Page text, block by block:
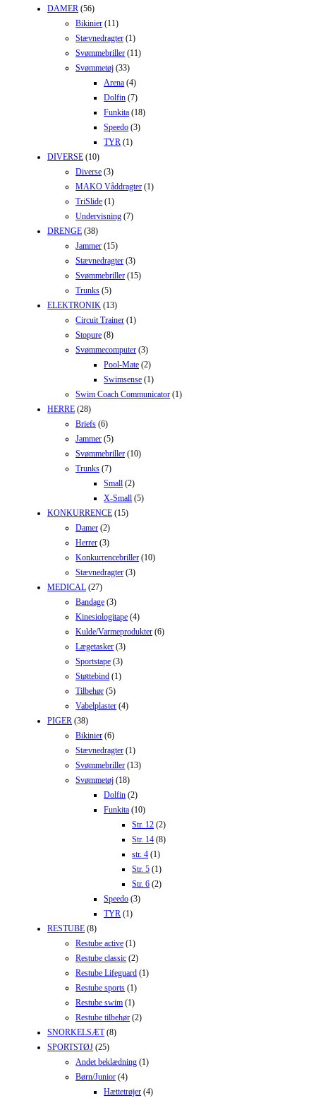
DAMER (56)
Bikinier (11)
Stævnedragter (1)
Svømmebriller (11)
Svømmetøj (33)
Arena (4)
Dolfin (7)
Funkita (18)
Speedo (3)
TYR (1)
DIVERSE (10)
Diverse (3)
MAKO Våddragter (1)
TriSlide (1)
Undervisning (7)
DRENGE (38)
Jammer (15)
Stævnedragter (3)
Svømmebriller (15)
Trunks (5)
ELEKTRONIK (13)
Circuit Trainer (1)
Stopure (8)
Svømmecomputer (3)
Pool-Mate (2)
Swimsense (1)
Swim Coach Communicator (1)
HERRE (28)
Briefs (6)
Jammer (5)
Svømmebriller (10)
Trunks (7)
Small (2)
X-Small (5)
KONKURRENCE (15)
Damer (2)
Herrer (3)
Konkurrencebriller (10)
Stævnedragter (3)
MEDICAL (27)
Bandage (3)
Kinesiologitape (4)
Kulde/Varmeprodukter (6)
Lægetasker (3)
Sportstape (3)
Støttebind (1)
Tilbehør (5)
Vabelplaster (4)
PIGER (38)
Bikinier (6)
Stævnedragter (1)
Svømmebriller (13)
Svømmetøj (18)
Dolfin (2)
Funkita (10)
Str. 12 (2)
Str. 14 (8)
str. 4 (1)
Str. 5 (1)
Str. 6 (2)
Speedo (3)
TYR (1)
RESTUBE (8)
Restube active (1)
Restube classic (2)
Restube Lifeguard (1)
Restube sports (1)
Restube swim (1)
Restube tilbehør (2)
SNORKELSÆT (8)
SPORTSTØJ (25)
Andet beklædning (1)
Børn/Junior (4)
Hættetrøjer (4)